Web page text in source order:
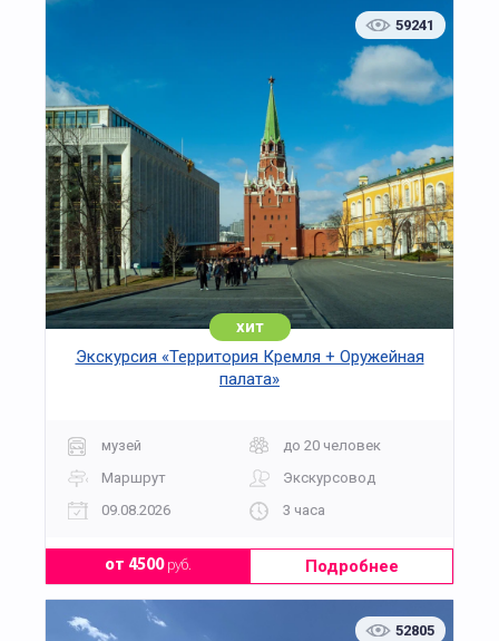
внимание уделено атмосфере старинных
русских зим: звуки колокольчиков, украшенные
сани, угощения и задорные песни создают
настроение настоящего праздника.
«Эх, три белых коня» — живое знакомство с
культурой, традициями и красотой зимнего
парка. Программа рассчитана на
организованные группы школьников и
подходит для детей разных возрастов. Каждый
участник сможет почувствовать дух праздника,
поучаствовать в весёлых конкурсах и сделать
памятные фотографии.
Новогодние мероприятия в парке «Кузьминки»
проходят ежедневно по предварительной
записи. Организаторы гарантируют тёплую
атмосферу, безопасные условия и
протяжении маршрута.
59241
хит
Экскурсия «Территория Кремля + Оружейная
палата»
музей
до 20 человек
Маршрут
Экскурсовод
09.08.2026
3 часа
от 4500руб. Подробнее
52805